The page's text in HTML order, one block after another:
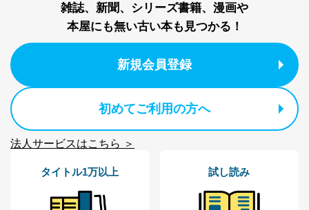
個人情報の取扱いについて
１．個人情報保護管理者
当社は以下の個人情報保護管理者を設置し、個人情報保
株式会社富士山マガジンサービス
代表取締役会長 西野 伸一郎
田 嘉也
２．利用目的
雑誌、新聞、シリーズ書籍、漫画や
本屋にも無い古い本も見つかる！
新規会員登録
初めてご利用の方へ
法人サービスはこちら ＞
タイトル1万以上 試し読み